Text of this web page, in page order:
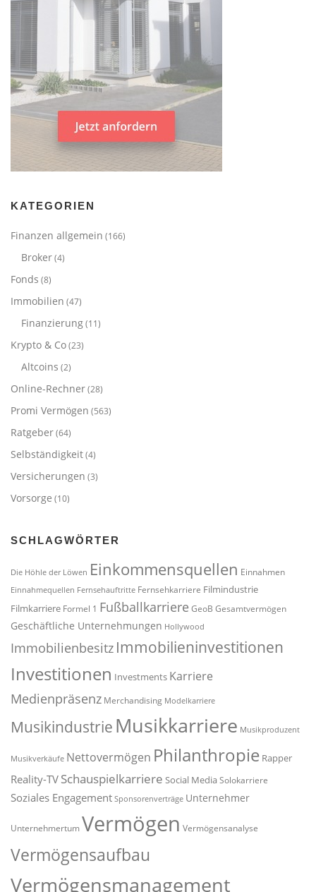
KATEGORIEN
Finanzen allgemein (166)
Broker(4)
Fonds (8)
Immobilien (47)
Finanzierung(11)
Krypto & Co(23)
Altcoins (2)
Online-Rechner(28)
Promi Vermögen (563)
Ratgeber(64)
Selbständigkeit(4)
Versicherungen (3)
Vorsorge (10)
SCHLAGWÖRTER
Die Höhle der Löwen Einkommensquellen Einnahmen
Einnahmequellen Fernsehauftritte Fernsehkarriere Filmindustrie
Filmkarriere Formel 1 Fußballkarriere GeoB Gesamtvermögen
Geschäftliche Unternehmungen Hollywood
Immobilienbesitz Immobilieninvestitionen
Investitionen Investments Karriere
Medienpräsenz Merchandising Modelkarriere
Musikindustrie Musikkarriere Musikproduzent
Musikverkäufe Nettovermögen Philanthropie Rapper
Reality-TV Schauspielkarriere Social MediaSolokarriere
Soziales Engagement Sponsorenverträge Unternehmer
UnternehmertumVermögen Vermögensanalyse
Vermögensaufbau
Vermögensmanagement